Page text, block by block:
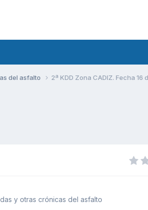
del asfalto 2ª KDD Zona CADIZ. Fecha 16
y otras crónicas del asfalto